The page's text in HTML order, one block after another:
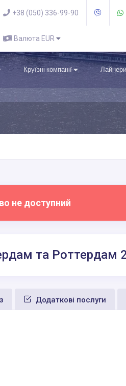
+38 (050) 336-99-90
Валюта EUR
Круїзні компанії Лайнери
не доступний
та Роттердам
Додаткові послуги